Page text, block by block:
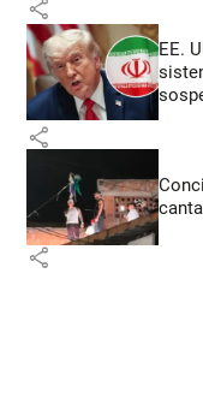
share
EE.
share
share